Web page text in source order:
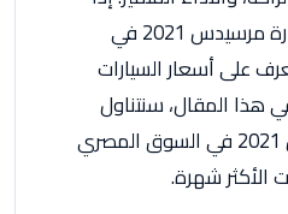
كنت تفكر في شراء سيارة مرسيدس 2021 في
على أسعار السيارات
هذا المقال، سنتناول
أسعار سيارات مرسيدس 2021 في السوق المصري
الأكثر شهرة.